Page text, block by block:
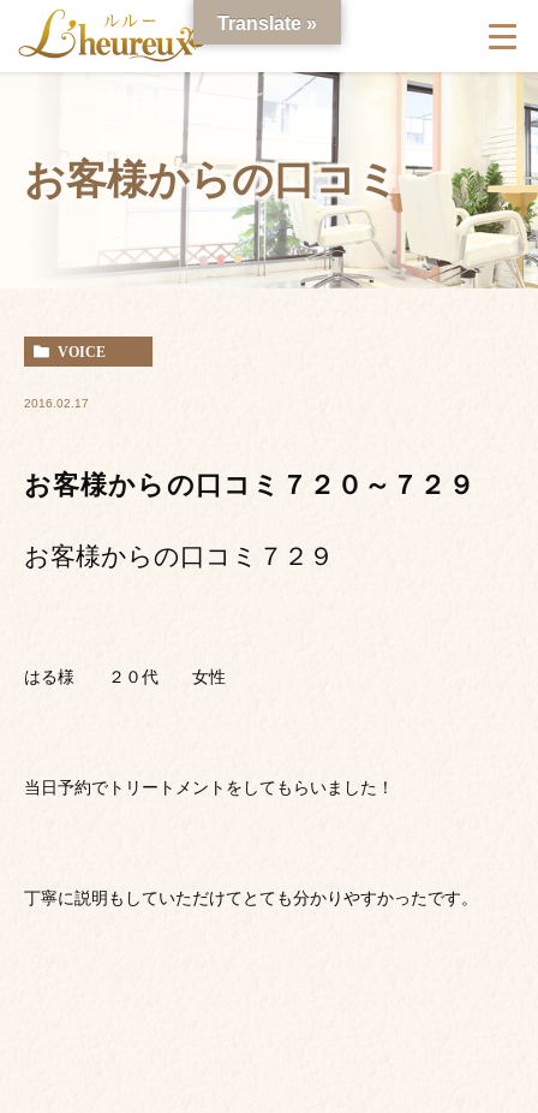
お客様からの口コミ
VOICE
2016.02.17
お客様からの口コミ７２０～７２９
お客様からの口コミ７２９
はる様 ２０代 女性
当日予約でトリートメントをしてもらいました！
丁寧に説明もしていただけてとても分かりやすかったです。
Translate »